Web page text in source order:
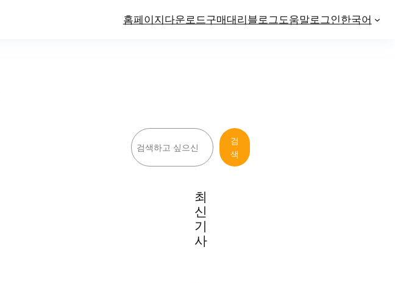
홈페이지다운로드구매대리블로그 도움말로그인한국어
검
색
검
색
최
신
기
사